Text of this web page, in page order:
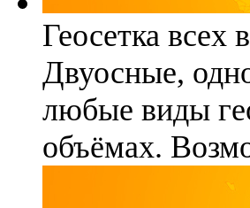
Геосетка всех
Двуосные,
любые виды
объёмах.